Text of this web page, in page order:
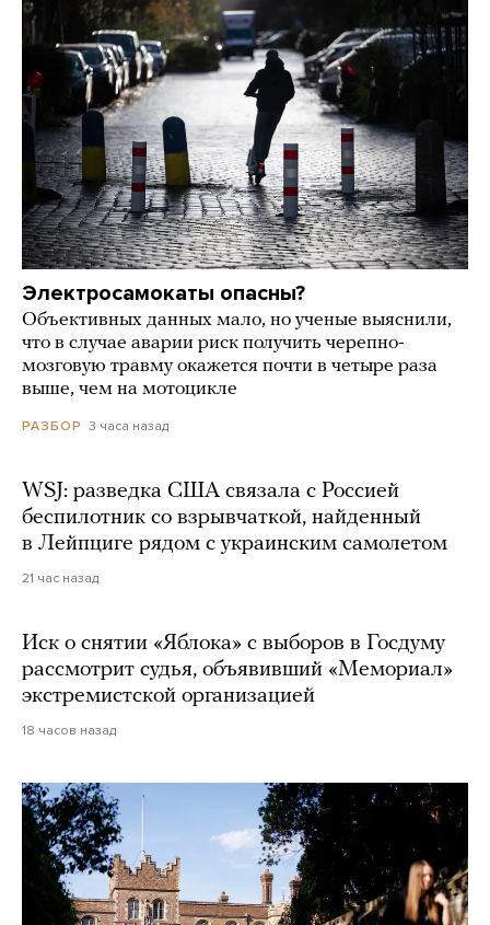
Электросамокаты опасны?
Объективных данных мало, но ученые выяснили,
что в случае аварии риск получить черепно-
мозговую травму окажется почти в четыре раза
выше, чем на мотоцикле
РАЗБОР 3 часа назад
WSJ: разведка США связала с Россией
беспилотник со взрывчаткой, найденный
в Лейпциге рядом с украинским самолетом
21 час назад
Иск о снятии «Яблока» с выборов в Госдуму
рассмотрит судья, объявивший «Мемориал»
экстремистской организацией
18 часов назад